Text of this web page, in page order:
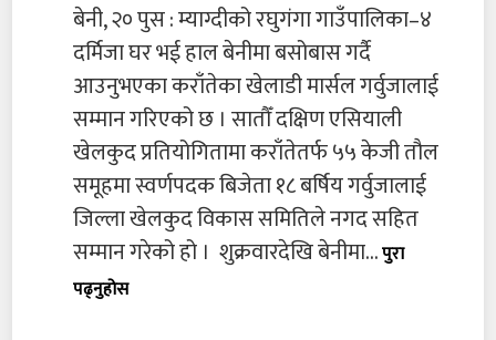
बेनी, २० पुस : म्याग्दीको रघुगंगा गाउँपालिका–४
दर्मिजा घर भई हाल बेनीमा बसोबास गर्दै
आउनुभएका कराँतेका खेलाडी मार्सल गर्वुजालाई
सम्मान गरिएको छ । सातौँ दक्षिण एसियाली
खेलकुद प्रतियोगितामा कराँतेतर्फ ५५ केजी तौल
समूहमा स्वर्णपदक बिजेता १८ बर्षिय गर्वुजालाई
जिल्ला खेलकुद विकास समितिले नगद सहित
सम्मान गरेको हो । शुक्रवारदेखि बेनीमा...पुरा
पढ्नुहोस